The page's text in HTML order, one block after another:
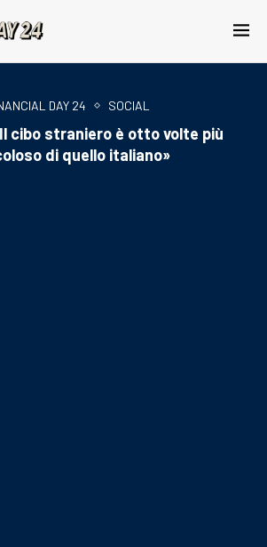
DAY 24 SOCIAL
cibo straniero è otto volte più
di quello italiano»